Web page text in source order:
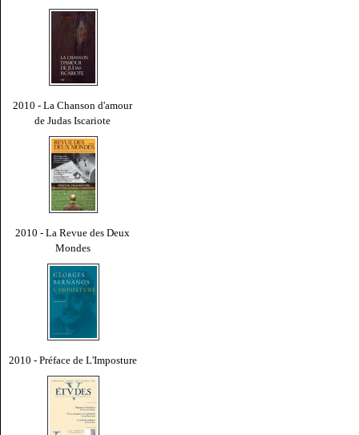
2010 - La Chanson d'amour
de Judas Iscariote
2010 - La Revue des Deux
Mondes
2010 - Préface de L'Imposture